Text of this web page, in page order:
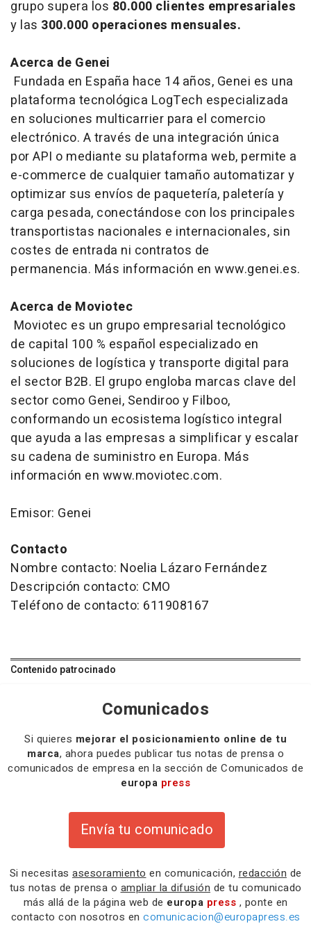
grupo supera los 80.000 clientes empresariales
y las 300.000 operaciones mensuales.
Acerca de Genei
Fundada en España hace 14 años, Genei es una
plataforma tecnológica LogTech especializada
en soluciones multicarrier para el comercio
electrónico. A través de una integración única
por API o mediante su plataforma web, permite a
e-commerce de cualquier tamaño automatizar y
optimizar sus envíos de paquetería, paletería y
carga pesada, conectándose con los principales
transportistas nacionales e internacionales, sin
costes de entrada ni contratos de
permanencia. Más información en www.genei.es.
Acerca de Moviotec
Moviotec es un grupo empresarial tecnológico
de capital 100 % español especializado en
soluciones de logística y transporte digital para
el sector B2B. El grupo engloba marcas clave del
sector como Genei, Sendiroo y Filboo,
conformando un ecosistema logístico integral
que ayuda a las empresas a simplificar y escalar
su cadena de suministro en Europa. Más
información en www.moviotec.com.
Emisor: Genei
Contacto
Nombre contacto: Noelia Lázaro Fernández
Descripción contacto: CMO
Teléfono de contacto: 611908167
Contenido patrocinado
Comunicados
Si quieres mejorar el posicionamiento online de tu
marca, ahora puedes publicar tus notas de prensa o
comunicados de empresa en la sección de Comunicados de
europa press
Envía tu comunicado
Si necesitas asesoramiento en comunicación, redacción de
tus notas de prensa o ampliar la difusión de tu comunicado
más allá de la página web de europa press , ponte en
contacto con nosotros en comunicacion@europapress.es